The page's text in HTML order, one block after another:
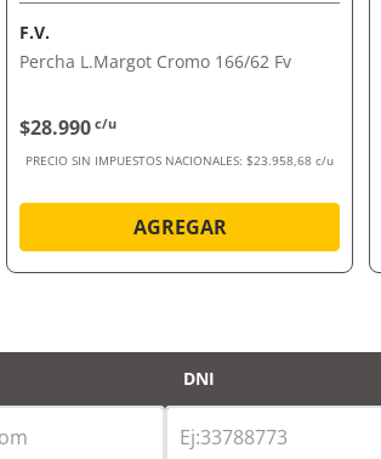
F.V.
Percha L.Margot Cromo 166/62 Fv
$28.990 c/u
PRECIO SIN IMPUESTOS NACIONALES: $23.958,68 c/u
AGREGAR
DNI